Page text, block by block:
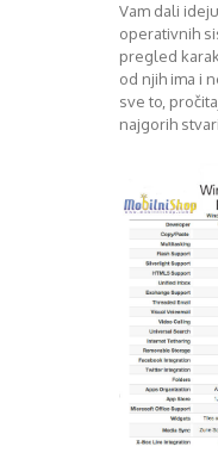
Vam dali
operativnih
pregled
od njih ima i
sve to,
najgorih